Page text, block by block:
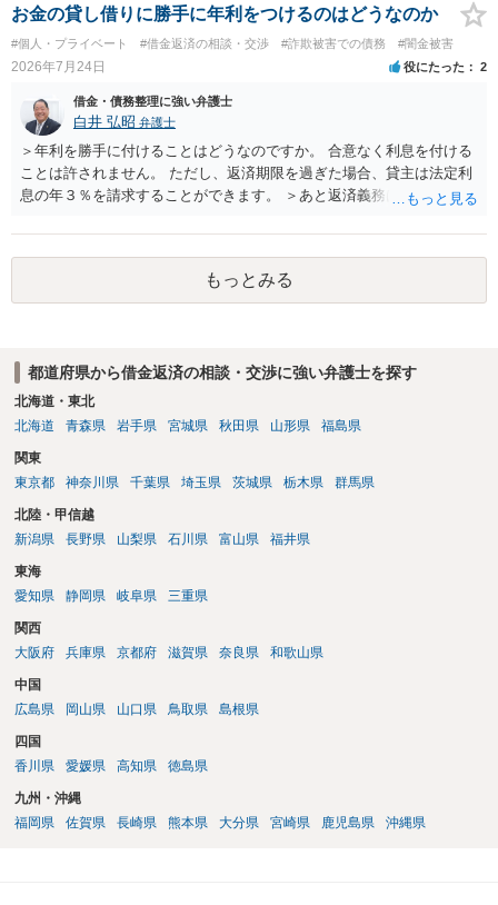
を起こす必要はないかと思います。
お金の貸し借りに勝手に年利をつけるのはどうなのか
#個人・プライベート #借金返済の相談・交渉 #詐欺被害での債務 #闇金被害
2026年7月24日 役にたった 2
借金・債務整理に強い弁護士
白井 弘昭 弁護士
＞年利を勝手に付けることはどうなのですか。 合意なく利息を付ける
ことは許されません。 ただし、返済期限を過ぎた場合、貸主は法定利
息の年３％を請求することができます。 ＞あと返済義務はありますか
りたお金は返さなければいけませんし、勝手につけた利息は返済不要
です。 以上、ご参考まで。
もっとみる
都道府県から借金返済の相談・交渉に強い弁護士を探す
北海道・東北
北海道
青森県 岩手県 宮城県 秋田県 山形県 福島県
関東
東京都
神奈川県 千葉県 埼玉県 茨城県 栃木県 群馬県
北陸・甲信越
新潟県
長野県 山梨県 石川県 富山県 福井県
東海
愛知県
静岡県 岐阜県 三重県
関西
大阪府
兵庫県 京都府 滋賀県 奈良県 和歌山県
中国
広島県
岡山県 山口県 鳥取県 島根県
四国
香川県
愛媛県 高知県 徳島県
九州・沖縄
福岡県
佐賀県 長崎県 熊本県 大分県 宮崎県 鹿児島県 沖縄県